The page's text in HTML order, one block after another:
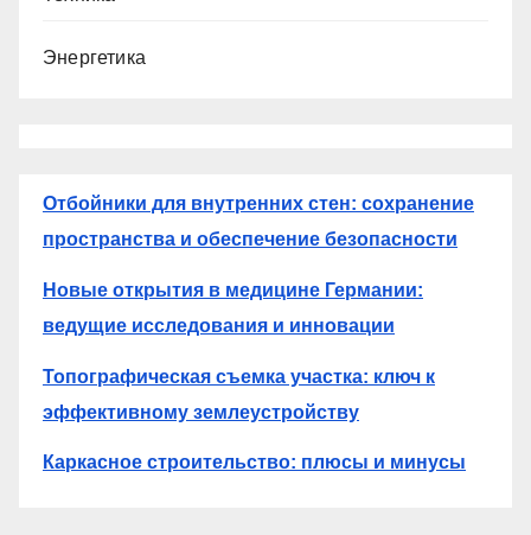
Энергетика
Отбойники для внутренних стен: сохранение
пространства и обеспечение безопасности
Новые открытия в медицине Германии:
ведущие исследования и инновации
Топографическая съемка участка: ключ к
эффективному землеустройству
Каркасное строительство: плюсы и минусы